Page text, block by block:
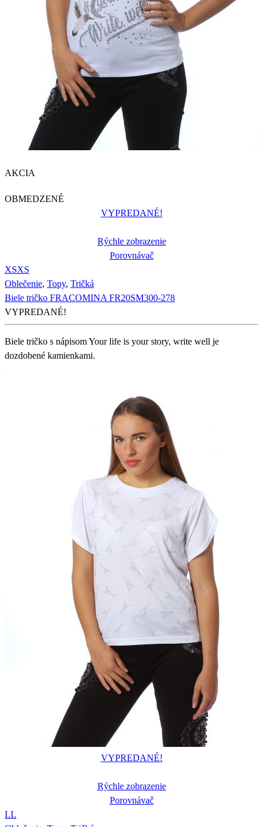
AKCIA
OBMEDZENÉ
VYPREDANÉ!
Rýchle zobrazenie
Porovnávač
XSXS
Oblečenie, Topy, Tričká
Biele tričko FRACOMINA FR20SM300-278
VYPREDANÉ!
Biele tričko s nápisom Your life is your story, write well je
dozdobené kamienkami.
VYPREDANÉ!
Rýchle zobrazenie
Porovnávač
LL